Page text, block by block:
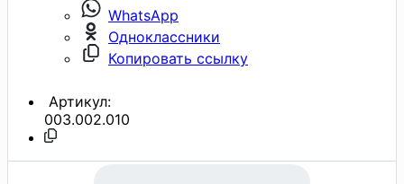
WhatsApp
Одноклассники
Копировать ссылку
Артикул:
003.002.010